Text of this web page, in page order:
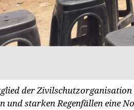
der Zivilschutzorganisation
und starken Regenfällen eine